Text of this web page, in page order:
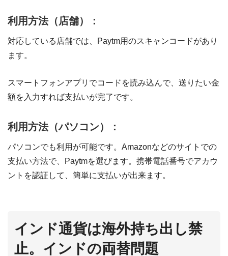
利用方法（店舗）：
対応している店舗では、Paytm用のスキャンコードがあり
ます。
スマートフォンアプリでコードを読み込んで、送りたい金
額を入力すれば支払いが完了です。
利用方法（パソコン）：
パソコンでも利用が可能です。Amazonなどのサイトでの
支払い方法で、Paytmを選びます。携帯電話番号でアカウ
ントを認証して、簡単に支払いが出来ます。
インド通貨は海外持ち出し禁
止。インドの両替問題